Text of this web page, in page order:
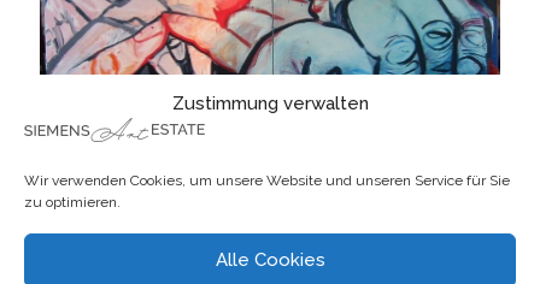
Zustimmung verwalten
Wir verwenden Cookies, um unsere Website und unseren Service für Sie
zu optimieren.
Alle Cookies